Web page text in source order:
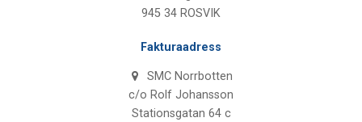
945 34 ROSVIK
Fakturaadress
SMC Norrbotten
c/o Rolf Johansson
Stationsgatan 64 c